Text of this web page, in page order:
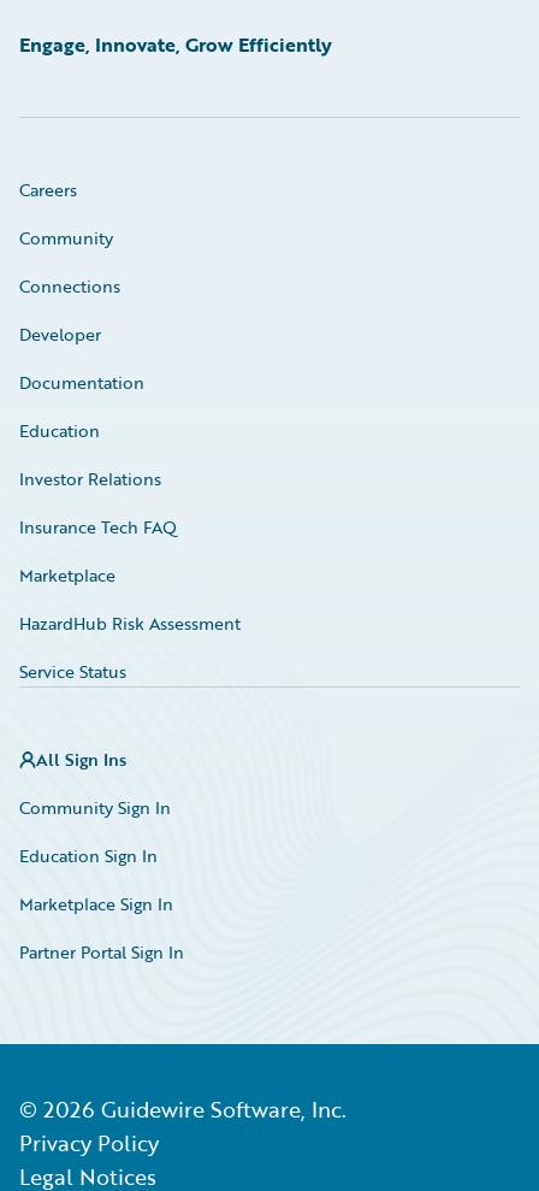
Engage, Innovate, Grow Efficiently
Careers
Community
Connections
Developer
Documentation
Education
Investor Relations
Insurance Tech FAQ
Marketplace
HazardHub Risk Assessment
Service Status
All Sign Ins
Community Sign In
Education Sign In
Marketplace Sign In
Partner Portal Sign In
© 2026 Guidewire Software, Inc.
Privacy Policy
Legal Notices